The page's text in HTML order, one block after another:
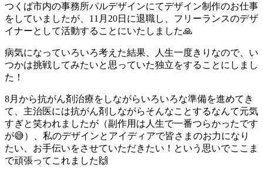
つくば市内の事務所パルデザインにてデザイン制作のお仕事
をしていましたが、11月20日に退職し、フリーランスのデザ
イナーとして活動することにいたしました🙏
病気になっていろいろ考えた結果、人生一度きりなので、い
つかは挑戦してみたいと思っていた独立をすることにしまし
た！
8月から抗がん剤治療をしながらいろいろな準備を進めてき
て、主治医には抗がん剤しながらそんなことするなんて元気
すぎと笑われましたが（副作用は人生で一番つらかったです
が😅）、私のデザインとアイディアで皆さまのお力になり
たい、お手伝いをさせていただきたい！という思いでここま
で頑張ってこれました🙌